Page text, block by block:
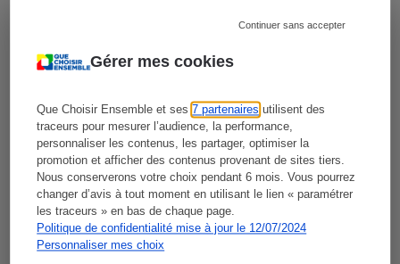
Gérer mes cookies
Que Choisir Ensemble et ses7 partenaires utilisent des
traceurs pour mesurer l’audience, la performance,
personnaliser les contenus, les partager, optimiser la
promotion et afficher des contenus provenant de sites tiers.
Nous conserverons votre choix pendant 6 mois. Vous pourrez
changer d’avis à tout moment en utilisant le lien « paramétrer
les traceurs » en bas de chaque page.
Politique de confidentialité mise à jour le 12/07/2024
Personnaliser mes choix
Continuer sans accepter